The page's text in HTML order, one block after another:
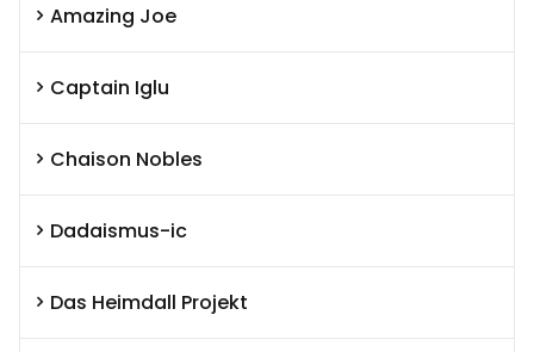
Amazing Joe
Captain Iglu
Chaison Nobles
Dadaismus-ic
Das Heimdall Projekt